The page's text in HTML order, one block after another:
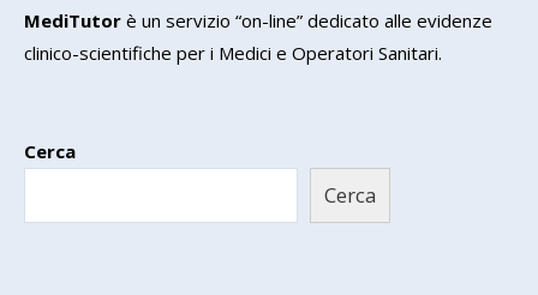
MediTutor è un servizio “on-line” dedicato alle evidenze
clinico-scientifiche per i Medici e Operatori Sanitari.
Cerca
Cerca